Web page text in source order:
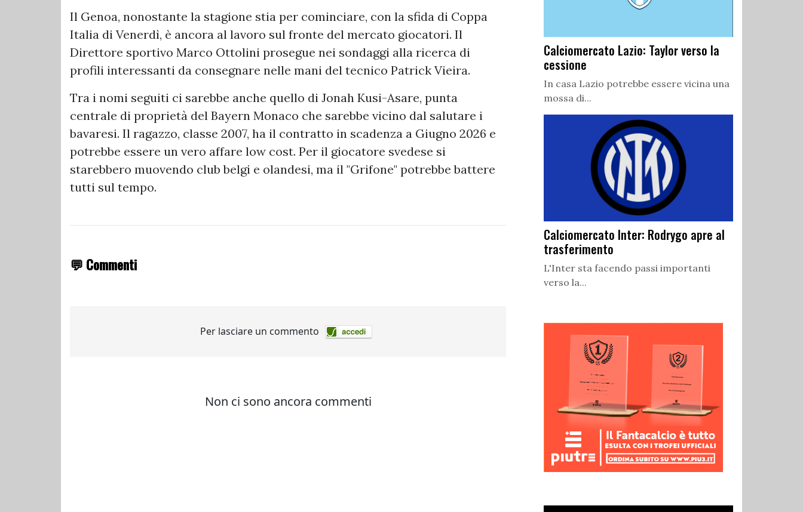
Il Genoa, nonostante la stagione stia per cominciare, con la sfida di Coppa
Italia di Venerdì, è ancora al lavoro sul fronte del mercato giocatori. Il
Direttore sportivo Marco Ottolini prosegue nei sondaggi alla ricerca di
profili interessanti da consegnare nelle mani del tecnico Patrick Vieira.
Tra i nomi seguiti ci sarebbe anche quello di Jonah Kusi-Asare, punta
centrale di proprietà del Bayern Monaco che sarebbe vicino dal salutare i
bavaresi. Il ragazzo, classe 2007, ha il contratto in scadenza a Giugno 2026 e
potrebbe essere un vero affare low cost. Per il giocatore svedese si
starebbero muovendo club belgi e olandesi, ma il "Grifone" potrebbe battere
tutti sul tempo.
💬 Commenti
Calciomercato Lazio: Taylor verso la
cessione
In casa Lazio potrebbe essere vicina una
mossa di...
Calciomercato Inter: Rodrygo apre al
trasferimento
L'Inter sta facendo passi importanti
verso la...